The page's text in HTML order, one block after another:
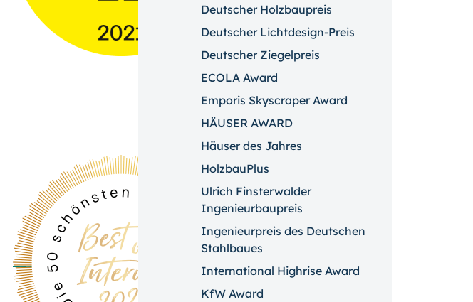
Deutscher Holzbaupreis
Deutscher Lichtdesign-Preis
Deutscher Ziegelpreis
ECOLA Award
Emporis Skyscraper Award
HÄUSER AWARD
Häuser des Jahres
HolzbauPlus
Ulrich Finsterwalder
Ingenieurbaupreis
Ingenieurpreis des Deutschen
Stahlbaues
International Highrise Award
KfW Award